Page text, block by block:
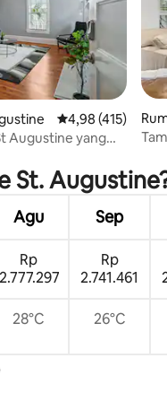
Nilai rata-rata
4,98 (415)
Augustine yang
St.
Agu Sep
Rp
2.777.297
Rp
2.741.461
28°C 26°C